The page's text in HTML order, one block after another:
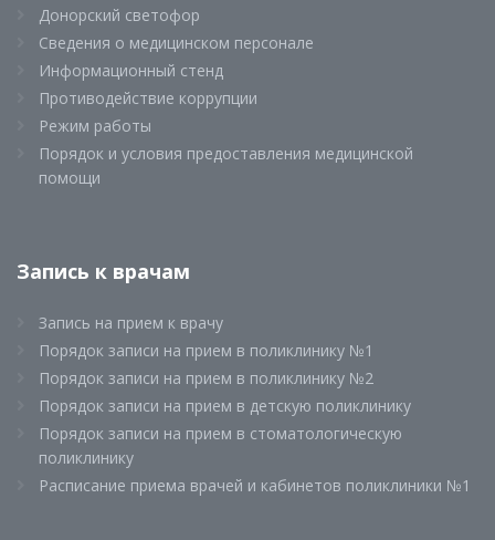
Донорский светофор
Сведения о медицинском персонале
Информационный стенд
Противодействие коррупции
Режим работы
Порядок и условия предоставления медицинской
помощи
Запись к врачам
Запись на прием к врачу
Порядок записи на прием в поликлинику №1
Порядок записи на прием в поликлинику №2
Порядок записи на прием в детскую поликлинику
Порядок записи на прием в стоматологическую
поликлинику
Расписание приема врачей и кабинетов поликлиники №1